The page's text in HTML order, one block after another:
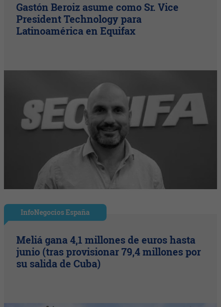
Gastón Beroiz asume como Sr. Vice
President Technology para
Latinoamérica en Equifax
InfoNegocios España
Meliá gana 4,1 millones de euros hasta
junio (tras provisionar 79,4 millones por
su salida de Cuba)